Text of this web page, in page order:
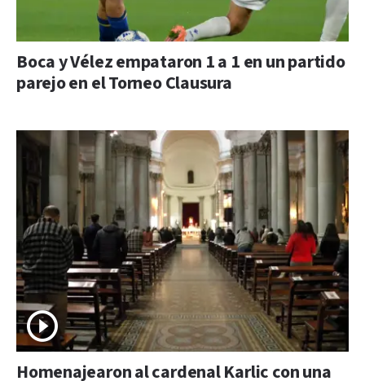
Boca y Vélez empataron 1 a 1 en un partido
parejo en el Torneo Clausura
Homenajearon al cardenal Karlic con una